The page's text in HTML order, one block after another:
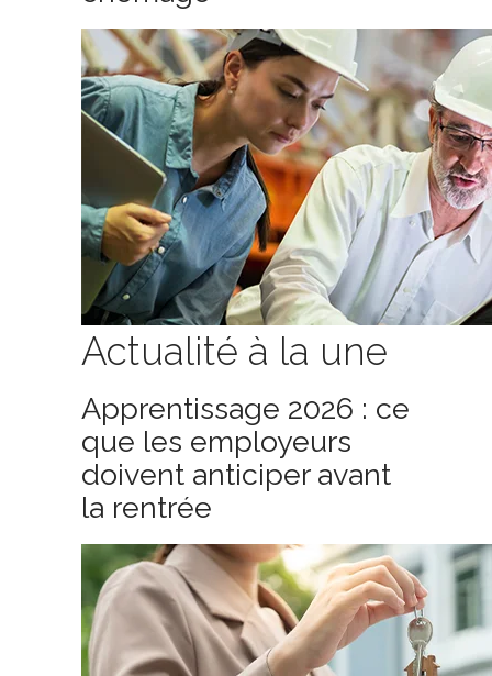
Actualité à la une
Apprentissage 2026 : ce
que les employeurs
doivent anticiper avant
la rentrée